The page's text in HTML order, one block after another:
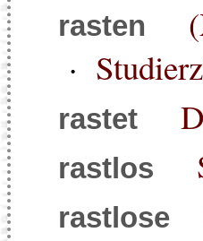
rasten
·
rastet
rastlos
rastlose